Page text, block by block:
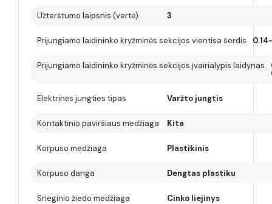
Užterštumo laipsnis (vertė) 3
Prijungiamo laidininko kryžminės sekcijos vientisa šerdis
Prijungiamo laidininko kryžminės sekcijos įvairialypis laidynas
Elektrinės jungties tipas Varžto jungtis
Kontaktinio paviršiaus medžiaga Kita
Korpuso medžiaga Plastikinis
Korpuso danga Dengtas plastiku
Srieginio žiedo medžiaga Cinko liejinys